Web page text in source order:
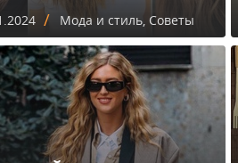
/ Мода и стиль, Советы